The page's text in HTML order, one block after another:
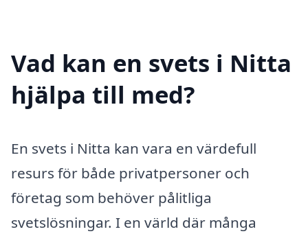
Vad kan en svets i Nitta
hjälpa till med?
En svets i Nitta kan vara en värdefull
resurs för både privatpersoner och
företag som behöver pålitliga
svetslösningar. I en värld där många